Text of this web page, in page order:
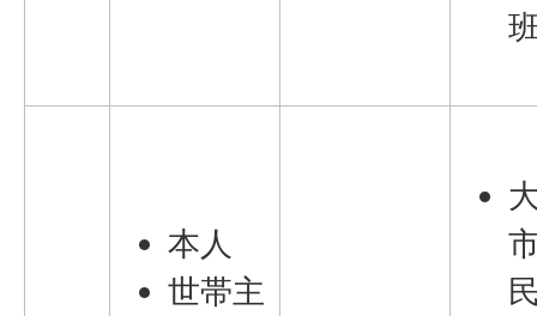
本人
世帯主